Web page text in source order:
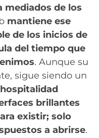
mediados de los
mantiene ese
de los inicios de
del tiempo que
. Aunque su
sigue siendo un
brillantes
existir; solo
a abrirse.